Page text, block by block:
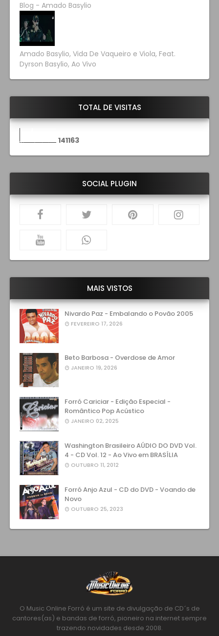
Blog - Amado Basylio
Amado Basylio, Vida De Vaqueiro e Viola, Feat.
Dyrson Basylio, Ao Vivo
TOTAL DE VISITAS
141163
SOCIAL PLUGIN
MAIS VISTOS
Nivardo Paz - Embalando o Povão 2005
FEVEREIRO 17, 2026
Beto Barbosa - Overdose de Amor
JANEIRO 19, 2026
Forró Cariciar - Edição Especial -
Romântico Pop Acústico
JANEIRO 02, 2025
Washington Brasileiro AÚDIO DO DVD Vol.
4 - CD Vol. 12 - Ao Vivo em BRASÍLIA
OUTUBRO 11, 2012
Forró Anjo Azul - CD do DVD - Voando de
Novo
OUTUBRO 25, 2023
O Music Online Forró é um site de divulgação de CD´s de
cantores(as) e bandas de forró, pioneiro na internet sempre
trazendo novidades desde 2008.